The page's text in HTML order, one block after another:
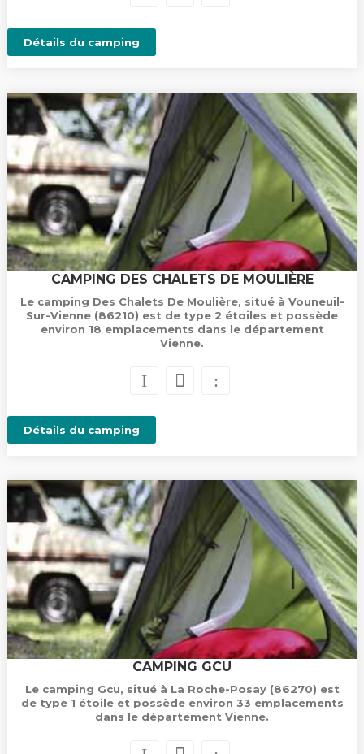
Détails du camping
CAMPING DES CHALETS DE MOULIÈRE
Le camping Des Chalets De Moulière, situé à Vouneuil-
Sur-Vienne (86210) est de type 2 étoiles et possède
environ 18 emplacements dans le département
Vienne.
Détails du camping
CAMPING GCU
Le camping Gcu, situé à La Roche-Posay (86270) est
de type 1 étoile et possède environ 33 emplacements
dans le département Vienne.